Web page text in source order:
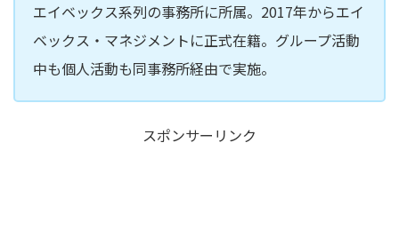
エイベックス系列の事務所に所属。2017年からエイ
ベックス・マネジメントに正式在籍。グループ活動
中も個人活動も同事務所経由で実施。
スポンサーリンク